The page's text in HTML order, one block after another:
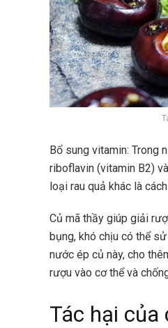
Bổ sung vitamin: Trong
riboflavin (vitamin B2)
loại rau quả khác là
Củ mã thầy giúp giải
bụng, khó chịu có thể
nước ép củ này, cho
rượu vào cơ thể và
Tác hại của